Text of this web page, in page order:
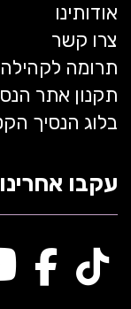
אודותינו
צרו קשר
תרומה לקהילה
תקנון אתר
בלוג הנסיך
עקבו אחרינו